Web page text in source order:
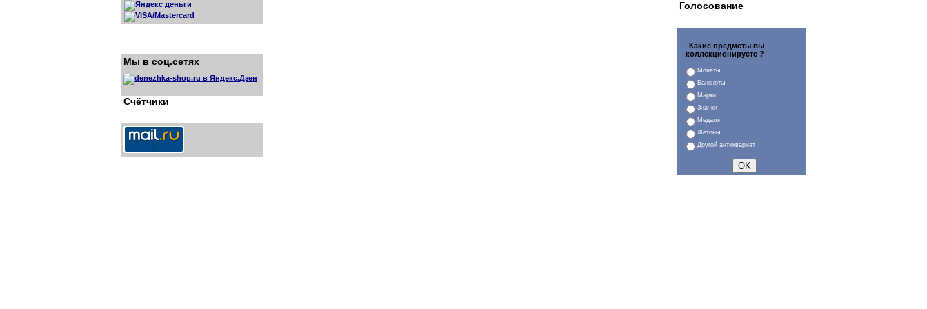
Мы в соц.сетях
Счётчики
Голосование
Какие предметы вы
коллекционируете ?
Монеты
Банкноты
Марки
Значки
Медали
Жетоны
Другой антиквариат